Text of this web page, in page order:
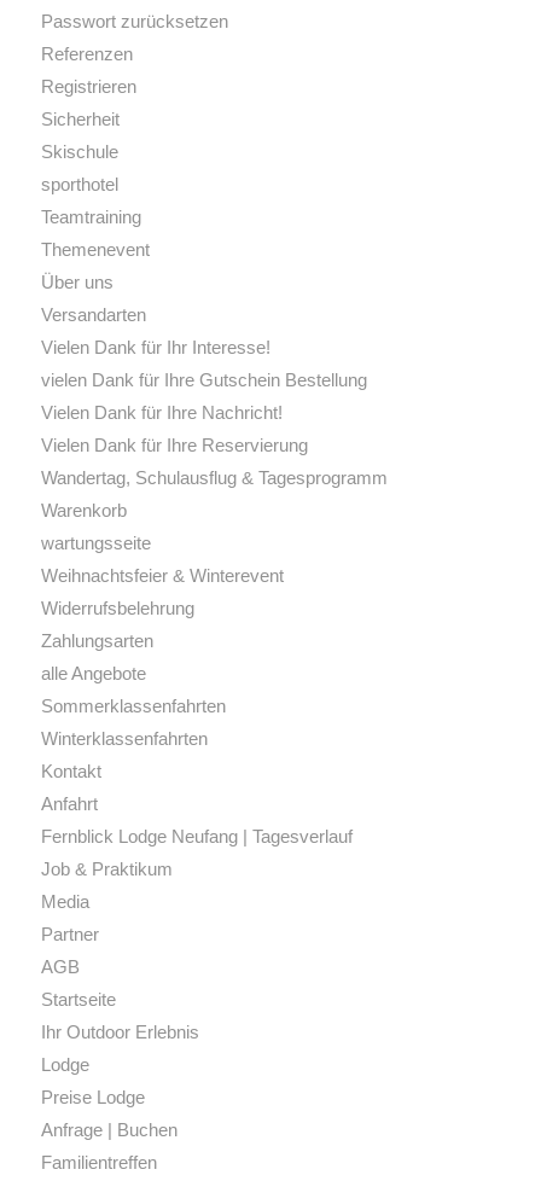
Passwort zurücksetzen
Referenzen
Registrieren
Sicherheit
Skischule
sporthotel
Teamtraining
Themenevent
Über uns
Versandarten
Vielen Dank für Ihr Interesse!
vielen Dank für Ihre Gutschein Bestellung
Vielen Dank für Ihre Nachricht!
Vielen Dank für Ihre Reservierung
Wandertag, Schulausflug & Tagesprogramm
Warenkorb
wartungsseite
Weihnachtsfeier & Winterevent
Widerrufsbelehrung
Zahlungsarten
alle Angebote
Sommerklassenfahrten
Winterklassenfahrten
Kontakt
Anfahrt
Fernblick Lodge Neufang | Tagesverlauf
Job & Praktikum
Media
Partner
AGB
Startseite
Ihr Outdoor Erlebnis
Lodge
Preise Lodge
Anfrage | Buchen
Familientreffen